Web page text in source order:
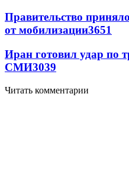
Правительство
от мобилизации3651
Иран готовил удар по
СМИ3039
Читать комментарии